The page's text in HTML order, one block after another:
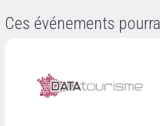
Ces événements